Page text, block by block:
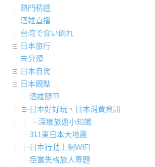
熱門精選
酒雄直播
台湾で食い倒れ
日本旅行
未分類
日本自駕
日本觀點
酒雄隨筆
日本好好玩・日本消費資訊
深度旅遊小知識
311東日本大地震
日本行動上網WIFI
拒當失格旅人專題